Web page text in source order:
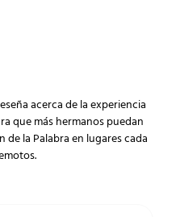
acerca de la experiencia
que más hermanos puedan
la Palabra en lugares cada